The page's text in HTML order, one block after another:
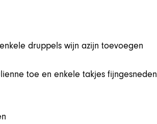
druppels wijn azijn toevoegen
toe en enkele takjes fijngesneden